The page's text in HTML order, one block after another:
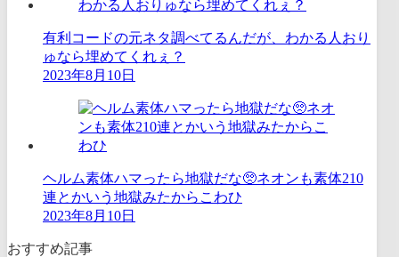
有利コードの元ネタ調べてるんだが、わかる人おり
ゅなら埋めてくれぇ？
2023年8月10日
ヘルム素体ハマったら地獄だな🥺ネオンも素体210
連とかいう地獄みたからこわひ
2023年8月10日
おすすめ記事